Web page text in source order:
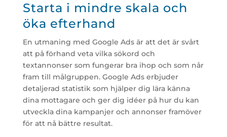
Starta i mindre skala och
öka efterhand
En utmaning med Google Ads är att det är svårt
att på förhand veta vilka sökord och
textannonser som fungerar bra ihop och som når
fram till målgruppen. Google Ads erbjuder
detaljerad statistik som hjälper dig lära känna
dina mottagare och ger dig idéer på hur du kan
utveckla dina kampanjer och annonser framöver
för att nå bättre resultat.